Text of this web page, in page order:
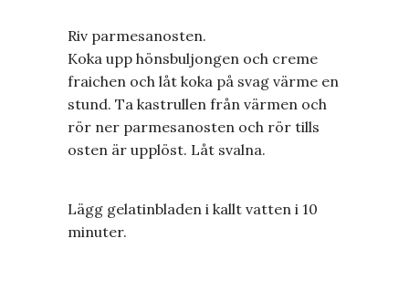
Riv parmesanosten.
Koka upp hönsbuljongen och creme
fraichen och låt koka på svag värme en
stund. Ta kastrullen från värmen och
rör ner parmesanosten och rör tills
osten är upplöst. Låt svalna.
Lägg gelatinbladen i kallt vatten i 10
minuter.